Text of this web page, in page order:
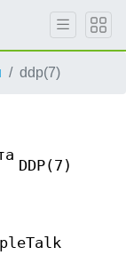
ddp(7)
DDP(7)